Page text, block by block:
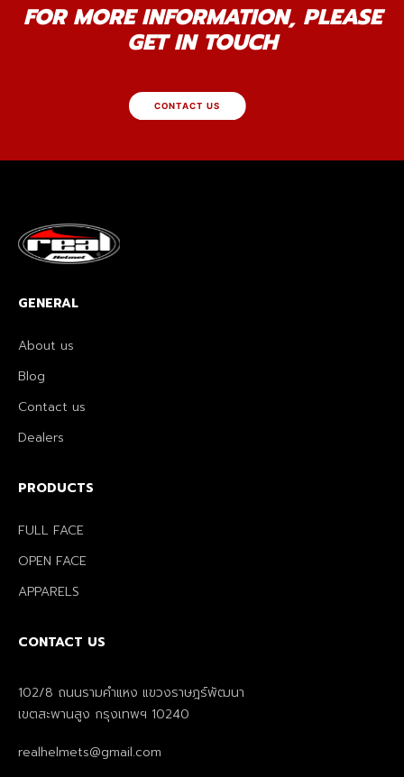
FOR MORE INFORMATION, PLEASE
GET IN TOUCH
CONTACT US
GENERAL
About us
Blog
Contact us
Dealers
PRODUCTS
FULL FACE
OPEN FACE
APPARELS
CONTACT US
102/8 ถนนรามคำแหง แขวงราษฎร์พัฒนา
เขตสะพานสูง กรุงเทพฯ 10240
realhelmets@gmail.com